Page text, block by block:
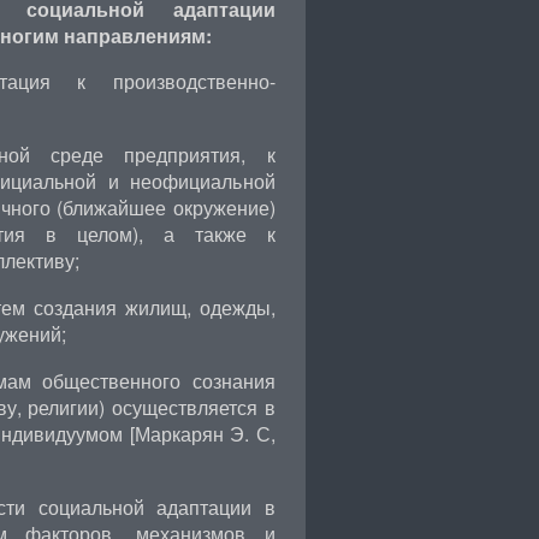
социальной адаптации
направлениям:
к производственно-
среде предприятия, к
и неофициальной
(ближайшее окружение)
в целом), а также к
создания жилищ, одежды,
общественного сознания
религии) осуществляется в
[Маркарян Э. С,
социальной адаптации в